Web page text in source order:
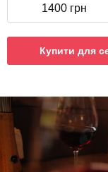
1400 грн
Купити для